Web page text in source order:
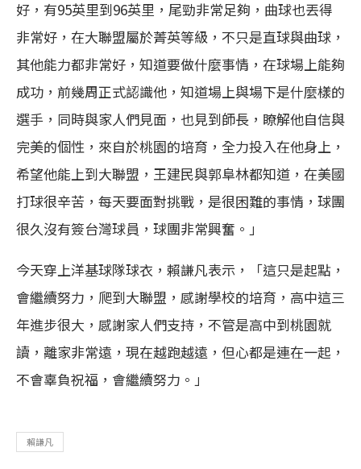
好，有95英里到96英里，尾勁非常足夠，曲球也丟得
非常好，在大聯盟屬於菁英等級，不只是直球與曲球，
其他能力都非常好，知道要做什麼事情，在球場上能夠
成功，前幾周正式認識他，知道場上與場下是什麼樣的
選手，同時與家人們見面，也見到師長，瞭解他自信與
完美的個性，來自於桃園的培育，全力投入在他身上，
希望他能上到大聯盟，王建民與郭阜林都知道，在美國
打球很辛苦，每天要面對挑戰，是很困難的事情，球團
很久沒有簽台灣球員，球團非常興奮。」
今天穿上洋基球隊球衣，賴謙凡表示，「這只是起點，
會繼續努力，爬到大聯盟，感謝學校的培育，高中這三
年進步很大，感謝家人們支持，不管是高中到桃園就
讀，離家非常遠，現在越跑越遠，但心都是連在一起，
不會辜負祝福，會繼續努力。」
賴謙凡